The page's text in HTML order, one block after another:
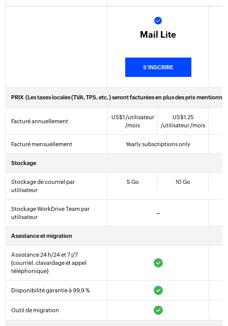
Mail Lite
S’INSCRIRE
PRIX (Les taxes locales (TVA, TPS, etc.) seront facturées en plus des prix
Facturé annuellement
US$1/utilisateur
/mois
US$1.25
/utilisateur /mois
Facturé mensuellement Yearly subscriptions only
Stockage
Stockage de courriel par
utilisateur
5 Go 10 Go
Stockage WorkDrive Team par
utilisateur
–
Assistance et migration
Assistance 24 h/24 et 7 j/7
(courriel, clavardage et appel
téléphonique)
Disponibilité garantie à 99,9 %
Outil de migration